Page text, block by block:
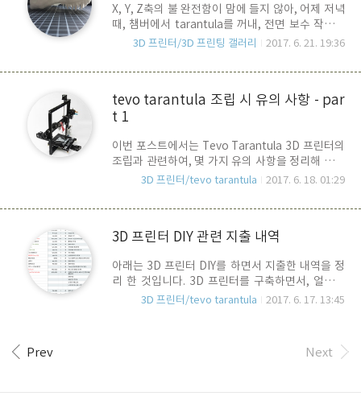
아래는 전면 삿... 앞에서 보니 좀 섬뜩하네요... 이것
을 완성하는 것에 앞서 Time-Lapse 동영상 촬영
을 위한 아이폰 거치대 부터 뽑아야 할 듯... 사진만
Tarantura Slicer..
X, Y, Z축의 불 완전함이 맘에 들지 않아, 어제 저녁
때, 챔버에서 tarantula를 꺼내, 전면 보수 작업을
시행했습니다. 보수 작업 이래봐야.. 분해 후, 재 조
무스하게 임직이는 축을 확인하니 속이 다 후련하
Skeleton을 뽑기 시작... 바로 이 녀석을 만드는 건
데..거의 30개의 파트로 나눠져 있는 대 규모 프로
죠?프린팅.. 완료 직 후..굳이 정교함이란 불 필요 할
듯하여.. 80 mm/s 로 빠르게 뽑음... 시간은 35분..
새로 걸은 PLA 필라멘트의 온도 셋팅을 깜박하는
3D 프린터/3D 프린팅 갤러리 2017. 6. 21. 19:36
tevo tarantula 조립 시 유의 사항 - par
t 1
이번 포스트에서는 Tevo Tarantula 3D 프린터의
조립과 관련하여, 몇 가지 유의 사항을 정리해 봅니
다. 기본적으로 Tarantula를 받으면, 안애 부품리
어 있습니다. 일부 부품들은 보너스 파트(Bonus
으며, 볼트와 너트들은 수량이 딱 맞는 것이 아니고
이 부족하거나 하지는 않습니다. 다만, 이전 포스트
에서도 언급했듯이, 동봉된 조립 설명서만 가지고
는 이런 류의 기기를 조립해 보지 않으신 분들은 결
3D 프린터/tevo tarantula 2017. 6. 18. 01:29
3D 프린터 DIY 관련 지출 내역
아래는 3D 프린터 DIY를 하면서 지출한 내역을 정
리 한 것입니다. 3D 프린터를 구축하면서, 얼마의
비용이 드는지를 공유하고자 하는 생각에 작성을
기 바라며, 각각의 비용은 구매 시점에서의 가격이
므로, 현재 시점의 가격과 차이가 날 수 있습니다.
3D 프린터/tevo tarantula 2017. 6. 17. 13:45
Prev Next